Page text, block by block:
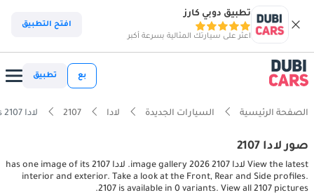
تطبيق دوبي كارز
اعثر على سيارتك المثالية بسرعة أكبر
افتح التطبيق
بع تطبيق
الصفحة الرئيسية السيارات الجديدة لادا 2107 لادا 2107 interior, exterior pictures
صور لادا 2107
View the latest لادا 2107 2026 image gallery. لادا 2107 has one image of its
interior and exterior. Take a look at the Front, Rear and Side profiles.
2107 is available in 0 variants. View all 2107 pictures.